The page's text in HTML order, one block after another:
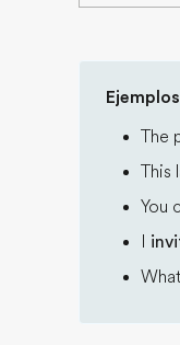
Ejemplos
The
This
You
What